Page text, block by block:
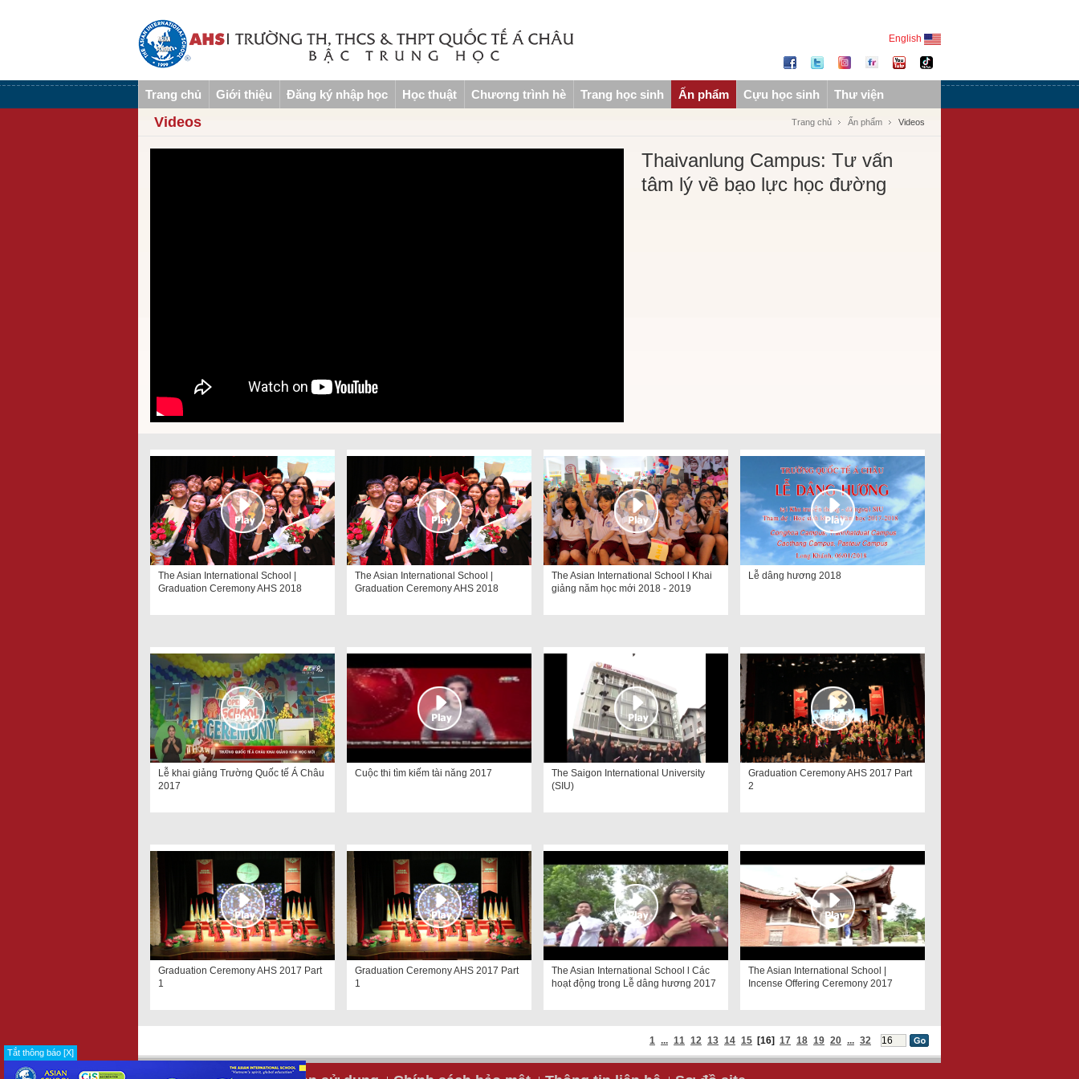
English
Tắt thông báo [X]
Trang chủ Giới thiệu Đăng ký nhập học Học thuật Chương trình hè Trang học sinh Ấn phẩm Cựu học sinh Thư viện
Videos Trang chủ Ấn phẩm Videos
Thaivanlung Campus: Tư vấn
tâm lý về bạo lực học đường
The Asian International School |
Graduation Ceremony AHS 2018
The Asian International School |
Graduation Ceremony AHS 2018
The Asian International School l Khai
giảng năm học mới 2018 - 2019
Lễ dâng hương 2018
Lễ khai giảng Trường Quốc tế Á Châu
2017
Cuộc thi tìm kiếm tài năng 2017
The Saigon International University
(SIU)
Graduation Ceremony AHS 2017 Part
2
Graduation Ceremony AHS 2017 Part
1
Graduation Ceremony AHS 2017 Part
1
The Asian International School l Các
hoạt động trong Lễ dâng hương 2017
The Asian International School |
Incense Offering Ceremony 2017
1 ... 11 12 13 14 15 [16] 17 18 19 20 ... 32